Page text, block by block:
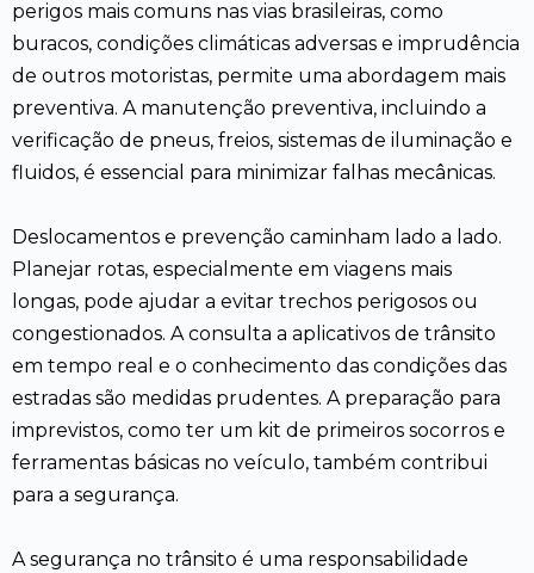
perigos mais comuns nas vias brasileiras, como
buracos, condições climáticas adversas e imprudência
de outros motoristas, permite uma abordagem mais
preventiva. A manutenção preventiva, incluindo a
verificação de pneus, freios, sistemas de iluminação e
fluidos, é essencial para minimizar falhas mecânicas.
Deslocamentos e prevenção caminham lado a lado.
Planejar rotas, especialmente em viagens mais
longas, pode ajudar a evitar trechos perigosos ou
congestionados. A consulta a aplicativos de trânsito
em tempo real e o conhecimento das condições das
estradas são medidas prudentes. A preparação para
imprevistos, como ter um kit de primeiros socorros e
ferramentas básicas no veículo, também contribui
para a segurança.
A segurança no trânsito é uma responsabilidade